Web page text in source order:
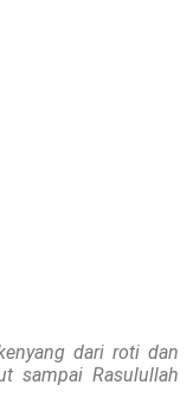
dari roti dan
sampai Rasulullah